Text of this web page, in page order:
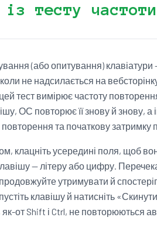
із тесту
(або опитування)
не надсилається на
тест вимірює частоту
ОС повторює її знову й знову,
повторення та початкову
клацніть усередині поля, щоб
— літеру або цифру.
утримувати й
клавішу й натисніть
от Shift і Ctrl, не повторюються